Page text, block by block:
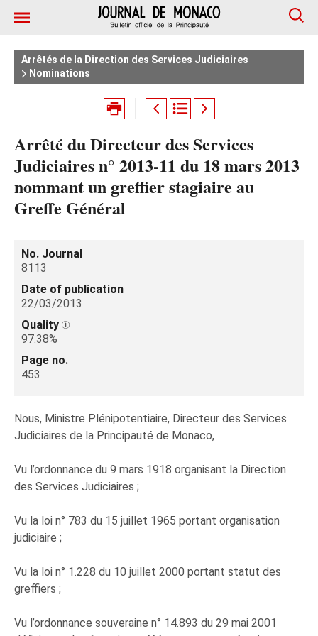
Arrêtés de la Direction des Services Judiciaires
Nominations
Arrêté du Directeur des Services
Judiciaires n° 2013-11 du 18 mars 2013
nommant un greffier stagiaire au
Greffe Général
No. Journal
8113
Date of publication
22/03/2013
Quality
97.38%
Page no.
453
Nous, Ministre Plénipotentiaire, Directeur des Services
Judiciaires de la Principauté de Monaco,
Vu l’ordonnance du 9 mars 1918 organisant la Direction
des Services Judiciaires ;
Vu la loi n° 783 du 15 juillet 1965 portant organisation
judiciaire ;
Vu la loi n° 1.228 du 10 juillet 2000 portant statut des
greffiers ;
Vu l’ordonnance souveraine n° 14.893 du 29 mai 2001